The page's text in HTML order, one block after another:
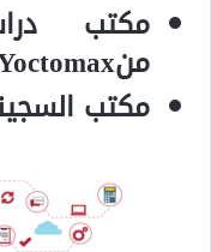
مكتب
منYoctomax:
مكتب